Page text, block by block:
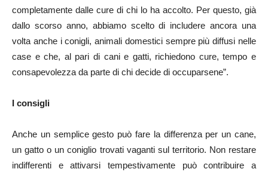
completamente dalle cure di chi lo ha accolto. Per questo, già
dallo scorso anno, abbiamo scelto di includere ancora una
volta anche i conigli, animali domestici sempre più diffusi nelle
case e che, al pari di cani e gatti, richiedono cure, tempo e
consapevolezza da parte di chi decide di occuparsene”.
I consigli
Anche un semplice gesto può fare la differenza per un cane,
un gatto o un coniglio trovati vaganti sul territorio. Non restare
indifferenti e attivarsi tempestivamente può contribuire a